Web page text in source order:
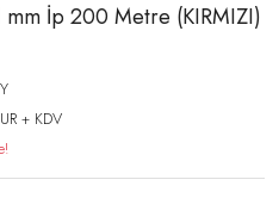
İp 200 Metre (KIRMIZI)
+ KDV